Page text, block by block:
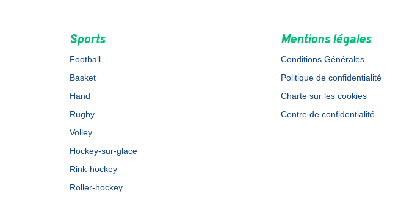
Sports
Football
Basket
Hand
Rugby
Volley
Hockey-sur-glace
Rink-hockey
Roller-hockey
Mentions légales
Conditions Générales
Politique de confidentialité
Charte sur les cookies
Centre de confidentialité